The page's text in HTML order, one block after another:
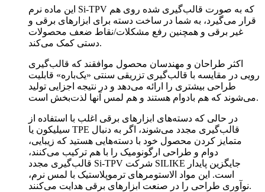
این ماده نرم Si-TPV که به صورت قالب‌گیری شده روی هم
قرار می‌گیرد، به شما در ساخت دسته برای ابزارهای برقی و
غیر برقی و همچنین رفع مشکلات/نقاط ضعف محصولات
دستی کمک می‌کند.
اکثر طراحان و مهندسان محصول موافقند که قالب‌گیری
رویی در مقایسه با قالب‌گیری تزریقی سنتی «یک‌باره» قابلیت
طراحی بیشتری را ارائه می‌دهد و در نتیجه اجزایی تولید
می‌شوند که هم بادوام هستند و هم لمس آنها لذت‌بخش است.
در حالی که دسته‌های ابزارهای برقی اغلب با استفاده از
سیلیکون یا TPE قالب‌گیری مجدد می‌شوند، اگر به دنبال
متمایز کردن محصول خود با دسته‌هایی هستید که زیبایی،
دوام و طراحی ارگونومیک را با هم ترکیب می‌کنند،
قالب‌گیری مجدد Si-TPV شرکت SILIKE جایگزین پایدار
است. این مواد الاستومرهای ترموپلاستیک با لمس نرم،
نوآوری طراحی را در صنعت ابزارهای برقی هدایت می‌کنند.